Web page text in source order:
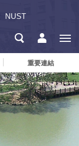
NUST
重要連結